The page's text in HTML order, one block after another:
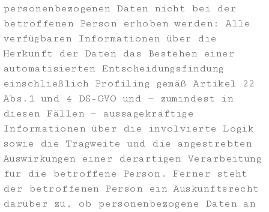
personenbezogenen Daten nicht bei der
betroffenen Person erhoben werden: Alle
verfügbaren Informationen über die
Herkunft der Daten das Bestehen einer
automatisierten Entscheidungsfindung
einschließlich Profiling gemäß Artikel 22
Abs.1 und 4 DS-GVO und — zumindest in
diesen Fällen — aussagekräftige
Informationen über die involvierte Logik
sowie die Tragweite und die angestrebten
Auswirkungen einer derartigen Verarbeitung
für die betroffene Person. Ferner steht
der betroffenen Person ein Auskunftsrecht
darüber zu, ob personenbezogene Daten an